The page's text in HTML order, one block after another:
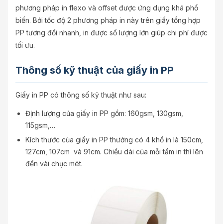
phương pháp in flexo và offset được ứng dụng khá phổ
biến. Bởi tốc độ 2 phương pháp in này trên giấy tổng hợp
PP tương đối nhanh, in được số lượng lớn giúp chi phí được
tối ưu.
Thông số kỹ thuật của giấy in PP
Giấy in PP có thông số kỹ thuật như sau:
Định lượng của giấy in PP gồm: 160gsm, 130gsm,
115gsm,…
Kích thước của giấy in PP thường có 4 khổ in là 150cm,
127cm, 107cm và 91cm. Chiều dài của mỗi tấm in thì lên
đến vài chục mét.